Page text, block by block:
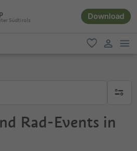
Südtirols Download
favorit
keine
Rad-Events in